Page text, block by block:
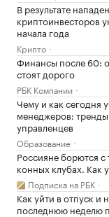
В результате
криптоинвесторов
начала года
Крипто
Финансы после 60:
стоят дорого
РБК Компании
Чему и как сегодня
менеджеров:
управленцев
Образование
Россияне борются с
конных клубах. Как
Подписка на РБК
Как уйти в отпуск и
последнюю неделю